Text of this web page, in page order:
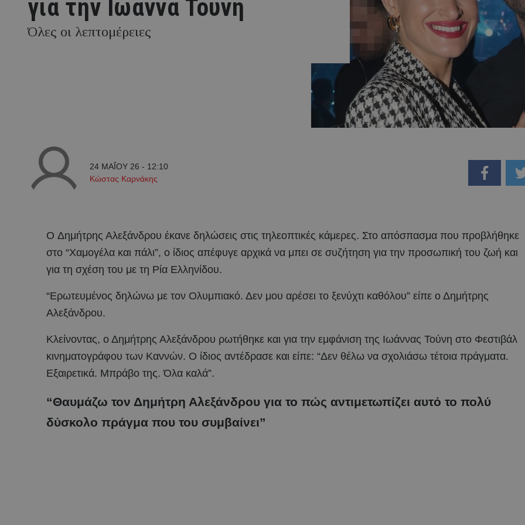
για την Ιωάννα Τούνη
Όλες οι λεπτομέρειες
24 ΜΑΪ́ΟΥ 26 - 12:10
Κώστας Καρνάκης
Ο Δημήτρης Αλεξάνδρου έκανε δηλώσεις στις τηλεοπτικές κάμερες. Στο απόσπασμα που προβλήθηκε
στο “Χαμογέλα και πάλι”, ο ίδιος απέφυγε αρχικά να μπει σε συζήτηση για την προσωπική του ζωή και
για τη σχέση του με τη Ρία Ελληνίδου.
“Ερωτευμένος δηλώνω με τον Ολυμπιακό. Δεν μου αρέσει το ξενύχτι καθόλου” είπε ο Δημήτρης
Αλεξάνδρου.
Κλείνοντας, ο Δημήτρης Αλεξάνδρου ρωτήθηκε και για την εμφάνιση της Ιωάννας Τούνη στο Φεστιβάλ
κινηματογράφου των Καννών. Ο ίδιος αντέδρασε και είπε: “Δεν θέλω να σχολιάσω τέτοια πράγματα.
Εξαιρετικά. Μπράβο της. Όλα καλά”.
“Θαυμάζω τον Δημήτρη Αλεξάνδρου για το πώς αντιμετωπίζει αυτό το πολύ
δύσκολο πράγμα που του συμβαίνει”